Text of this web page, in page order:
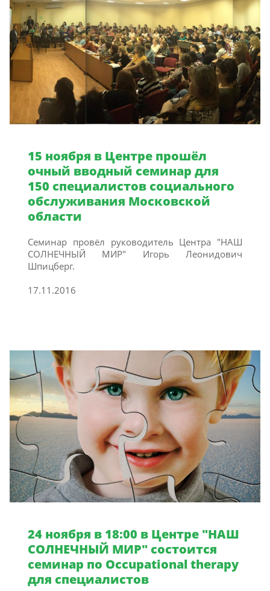
15 ноября в Центре прошёл
очный вводный семинар для
150 специалистов социального
обслуживания Московской
области
Семинар провёл руководитель Центра "НАШ
СОЛНЕЧНЫЙ МИР" Игорь Леонидович
Шпицберг.
17.11.2016
24 ноября в 18:00 в Центре "НАШ
СОЛНЕЧНЫЙ МИР" состоится
семинар по Occupational therapy
для специалистов